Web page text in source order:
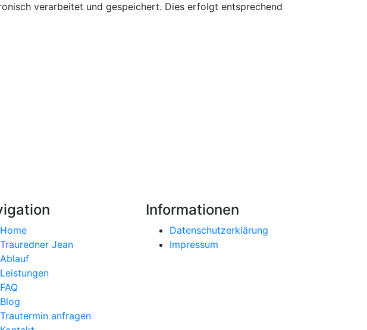
verarbeitet und gespeichert. Dies erfolgt entsprechend
Home
Trauredner Jean
Ablauf
Leistungen
FAQ
Blog
Trautermin anfragen
Informationen
Datenschutzerklärung
Impressum